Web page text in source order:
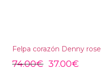
Felpa corazón Denny rose
74.00€ 37.00€